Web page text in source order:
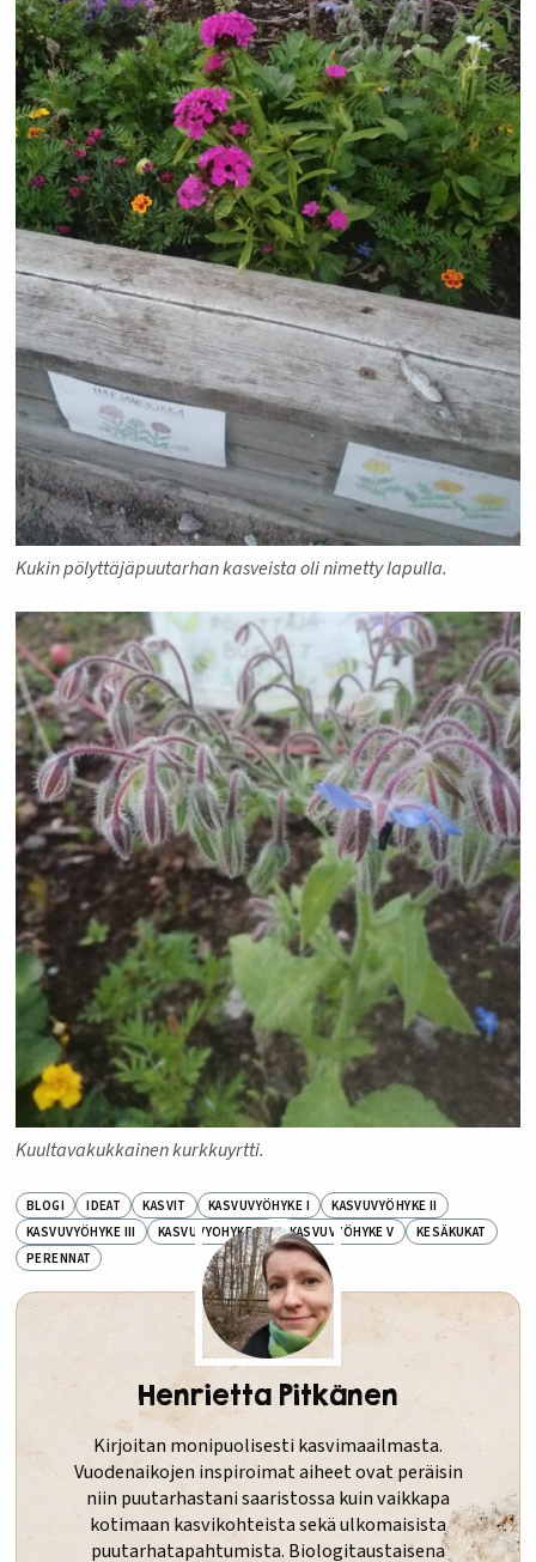
Kukin pölyttäjäpuutarhan kasveista oli nimetty lapulla.
Kuultavakukkainen kurkkuyrtti.
BLOGI IDEAT KASVIT KASVUVYÖHYKE I
KASVUVYÖHYKE II
KASVUVYÖHYKE III
KASVUVYÖHYKE IV KASVUVYÖHYKE V
KESÄKUKAT
PERENNAT
Henrietta Pitkänen
Kirjoitan monipuolisesti kasvimaailmasta.
Vuodenaikojen inspiroimat aiheet ovat peräisin
niin puutarhastani saaristossa kuin vaikkapa
kotimaan kasvikohteista sekä ulkomaisista
puutarhatapahtumista. Biologitaustaisena